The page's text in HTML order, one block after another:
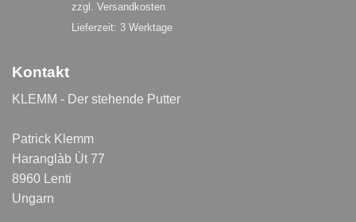
zzgl. Versandkosten
Lieferzeit: 3 Werktage
Kontakt
KLEMM - Der stehende Putter
Patrick Klemm
Haranglàb Ùt 77
8960 Lenti
Ungarn